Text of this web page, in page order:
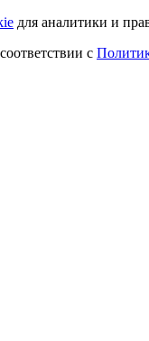
для аналитики и
с